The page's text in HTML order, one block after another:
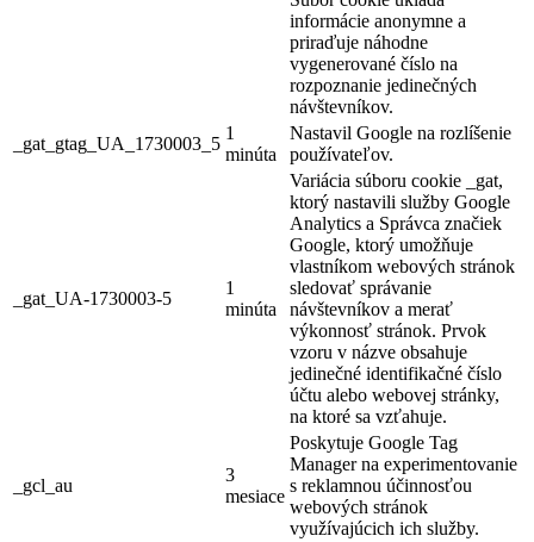
informácie anonymne a
priraďuje náhodne
vygenerované číslo na
rozpoznanie jedinečných
návštevníkov.
_gat_gtag_UA_1730003_5
1
minúta
Nastavil Google na rozlíšenie
používateľov.
_gat_UA-1730003-5
1
minúta
Variácia súboru cookie _gat,
ktorý nastavili služby Google
Analytics a Správca značiek
Google, ktorý umožňuje
vlastníkom webových stránok
sledovať správanie
návštevníkov a merať
výkonnosť stránok. Prvok
vzoru v názve obsahuje
jedinečné identifikačné číslo
účtu alebo webovej stránky,
na ktoré sa vzťahuje.
_gcl_au
3
mesiace
Poskytuje Google Tag
Manager na experimentovanie
s reklamnou účinnosťou
webových stránok
využívajúcich ich služby.